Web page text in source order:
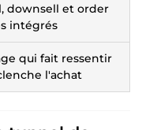
downsell et order
intégrés
qui fait ressentir
l'achat